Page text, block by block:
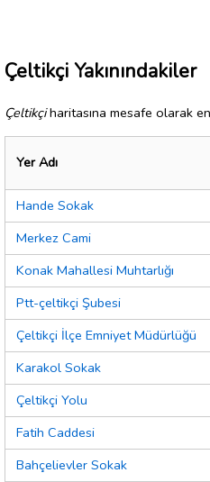
Çeltikçi Yakınındakiler
Çeltikçiharitasına mesafe olarak
Yer Adı
Hande Sokak
Merkez Cami
Konak Mahallesi Muhtarlığı
Ptt-çeltikçi Şubesi
Çeltikçi İlçe Emniyet Müdürlüğü
Karakol Sokak
Çeltikçi Yolu
Fatih Caddesi
Bahçelievler Sokak